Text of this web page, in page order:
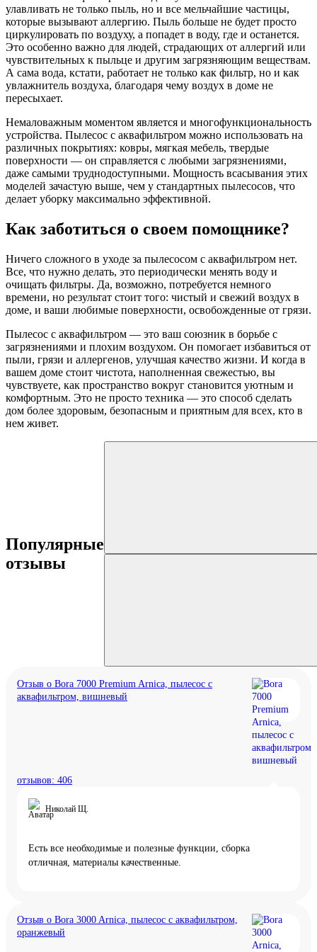
улавливать не только пыль, но и все мельчайшие частицы,
которые вызывают аллергию. Пыль больше не будет просто
циркулировать по воздуху, а попадет в воду, где и останется.
Это особенно важно для людей, страдающих от аллергий или
чувствительных к пыльце и другим загрязняющим веществам.
А сама вода, кстати, работает не только как фильтр, но и как
увлажнитель воздуха, благодаря чему воздух в доме не
пересыхает.
Немаловажным моментом является и многофункциональность
устройства. Пылесос с аквафильтром можно использовать на
различных покрытиях: ковры, мягкая мебель, твердые
поверхности — он справляется с любыми загрязнениями,
даже самыми труднодоступными. Мощность всасывания этих
моделей зачастую выше, чем у стандартных пылесосов, что
делает уборку максимально эффективной.
Как заботиться о своем помощнике?
Ничего сложного в уходе за пылесосом с аквафильтром нет.
Все, что нужно делать, это периодически менять воду и
очищать фильтры. Да, возможно, потребуется немного
времени, но результат стоит того: чистый и свежий воздух в
доме, и ваши любимые поверхности, освобожденные от грязи.
Пылесос с аквафильтром — это ваш союзник в борьбе с
загрязнениями и плохим воздухом. Он помогает избавиться от
пыли, грязи и аллергенов, улучшая качество жизни. И когда в
вашем доме стоит чистота, наполненная свежестью, вы
чувствуете, как пространство вокруг становится уютным и
комфортным. Это не просто техника — это способ сделать
дом более здоровым, безопасным и приятным для всех, кто в
нем живет.
Популярные
отзывы
Отзыв о Bora 7000 Premium Arnica, пылесос с
аквафильтром, вишневый
отзывов: 406
Николай Щ.
Есть все необходимые и полезные функции, сборка
отличная, материалы качественные.
Отзыв о Bora 3000 Arnica, пылесос с аквафильтром,
оранжевый